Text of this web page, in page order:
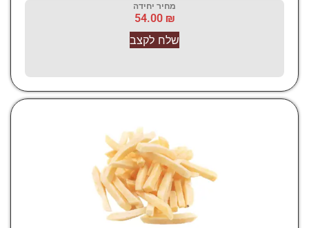
מחיר יחידה
54.00
שלח לקצב